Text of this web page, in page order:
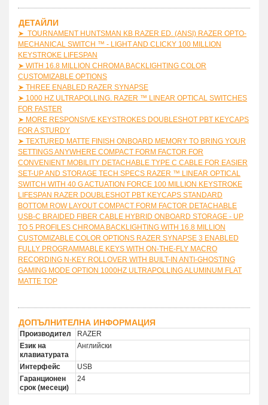
ДЕТАЙЛИ
➤ TOURNAMENT HUNTSMAN KB RAZER ED. (ANSI) RAZER OPTO-
MECHANICAL SWITCH ™ - LIGHT AND CLICKY 100 MILLION
KEYSTROKE LIFESPAN
➤ WITH 16.8 MILLION CHROMA BACKLIGHTING COLOR
CUSTOMIZABLE OPTIONS
➤ THREE ENABLED RAZER SYNAPSE
➤ 1000 HZ ULTRAPOLLING. RAZER ™ LINEAR OPTICAL SWITCHES
FOR FASTER
➤ MORE RESPONSIVE KEYSTROKES DOUBLESHOT PBT KEYCAPS
FOR A STURDY
➤ TEXTURED MATTE FINISH ONBOARD MEMORY TO BRING YOUR
SETTINGS ANYWHERE COMPACT FORM FACTOR FOR
CONVENIENT MOBILITY DETACHABLE TYPE C CABLE FOR EASIER
SET-UP AND STORAGE TECH SPECS RAZER ™ LINEAR OPTICAL
SWITCH WITH 40 G ACTUATION FORCE 100 MILLION KEYSTROKE
LIFESPAN RAZER DOUBLESHOT PBT KEYCAPS STANDARD
BOTTOM ROW LAYOUT COMPACT FORM FACTOR DETACHABLE
USB-C BRAIDED FIBER CABLE HYBRID ONBOARD STORAGE - UP
TO 5 PROFILES CHROMA BACKLIGHTING WITH 16.8 MILLION
CUSTOMIZABLE COLOR OPTIONS RAZER SYNAPSE 3 ENABLED
FULLY PROGRAMMABLE KEYS WITH ON-THE-FLY MACRO
RECORDING N-KEY ROLLOVER WITH BUILT-IN ANTI-GHOSTING
GAMING MODE OPTION 1000HZ ULTRAPOLLING ALUMINUM FLAT
MATTE TOP
ДОПЪЛНИТЕЛНА ИНФОРМАЦИЯ
Производител
RAZER
Език на
клавиатурата
Английски
Интерфейс
USB
Гаранционен
срок (месеци)
24